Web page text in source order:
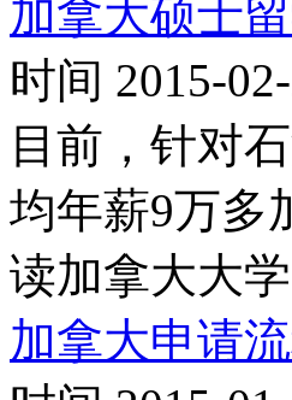
加拿大硕士
时间 2015-
目前，针对
均年薪9万多
读加拿大大
加拿大申请